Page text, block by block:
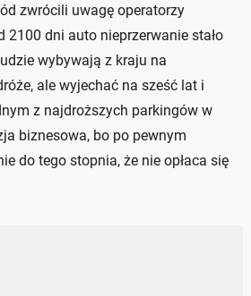
zwrócili uwagę operatorzy
dni auto nieprzerwanie stało
wybywają z kraju na
ale wyjechać na sześć lat i
z najdroższych parkingów w
biznesowa, bo po pewnym
do tego stopnia, że nie opłaca się